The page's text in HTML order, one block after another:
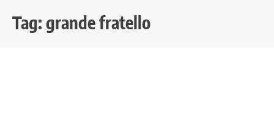
Tag: grande fratello